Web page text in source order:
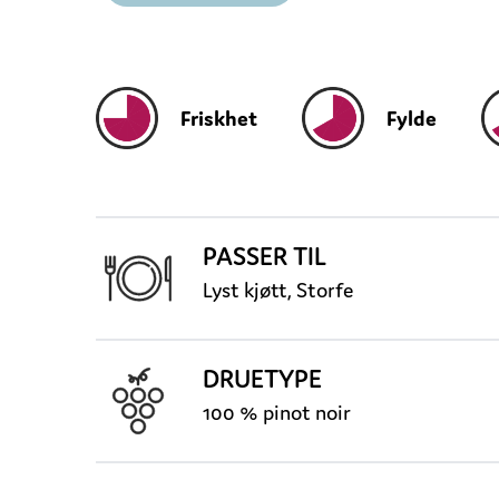
Friskhet Fylde
PASSER TIL
Lyst kjøtt, Storfe
DRUETYPE
100 % pinot noir